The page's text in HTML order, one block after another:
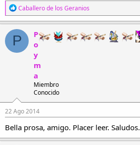
R
e
a
c
c
o
Caballero de los Geranios
P
P
o
y
m
a
Miembro
Conocido
22 Ago 2014
Bella prosa, amigo. Placer leer. Saludos.